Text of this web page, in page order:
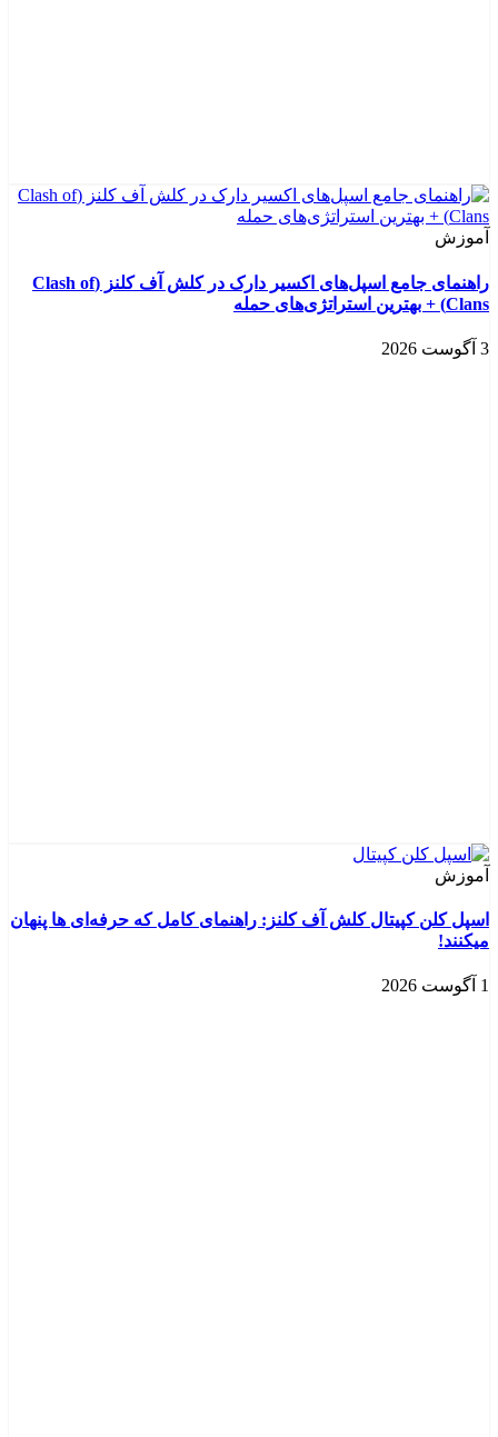
آموزش
راهنمای جامع اسپل‌های اکسیر دارک در کلش آف کلنز (Clash of
Clans) + بهترین استراتژی‌های حمله
3 آگوست 2026
آموزش
اسپل کلن کپیتال کلش آف کلنز: راهنمای کامل که حرفه‌ای‌ ها پنهان
میکنند!
1 آگوست 2026